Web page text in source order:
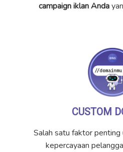
campaign iklan Anda
CUSTOM
Salah satu faktor
kepercayaan